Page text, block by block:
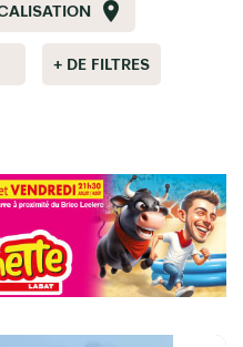
+ DE FILTRES